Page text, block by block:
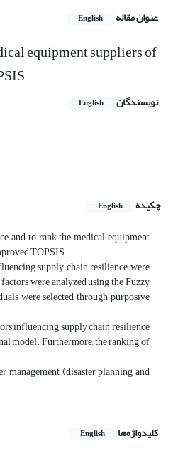
عنوان مقاله English
equipment suppliers of
نویسندگان English
چکیده
English
and to rank the medical equipment
TOPSIS.
supply chain resilience were
were analyzed using the Fuzzy
were selected through purposive
influencing supply chain resilience
model. Furthermore, the ranking of
management (disaster planning and
کلیدواژه‌ها English